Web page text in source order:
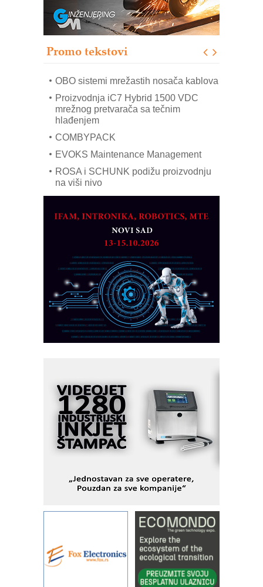
Promo tekstovi
RMQ-TITAN ADVANCED INDICATOR
– Pametna signalizacija za efikasnije
upravljanje mašinama
Mitutoyo Crysta-Apex V PLUS: Nova
OBO sistemi mrežastih nosača kablova
Proizvodnja iC7 Hybrid 1500 VDC
mrežnog pretvarača sa tečnim
hlađenjem
COMBYPACK
EVOKS Maintenance Management
ROSA i SCHUNK podižu proizvodnju
na viši nivo
MAREX - Lim i mašine za savremena
Marcom-plast d.o.o.- vaš pouzdan
partner
CTO - Prilagodite svoju toplinsku
obradu!
Razvoj asortimanskog pravca MINI-
PLC AKYTEC
AUKOM: Svetski standard metrologije
dostupan u Srbiji
I.SAFE MOBILE revolucioniše
industrijsku automatizaciju
pionirskimmobile operator PANEL-OM
Fleksibilno stezanje i brzo
podešavanje u proizvodnji prototipova
KIP KOP – napredna rešenja za
objekte
Alba d.o.o. – 35 godina preciznosti u
IBeRTIM - oprema za ispitivanje
kontrole kvaliteta
STAUFF – Komponente koje
povećavaju pouzdanost hidrauličkih